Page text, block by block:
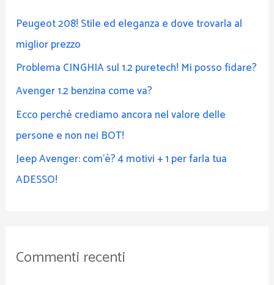
Peugeot 208! Stile ed eleganza e dove trovarla al
miglior prezzo
Problema CINGHIA sul 1.2 puretech! Mi posso fidare?
Avenger 1.2 benzina come va?
Ecco perché crediamo ancora nel valore delle
persone e non nei BOT!
Jeep Avenger: com’è? 4 motivi + 1 per farla tua
ADESSO!
Commenti recenti